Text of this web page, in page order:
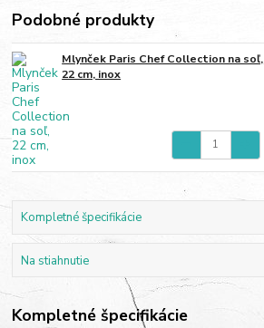
Podobné produkty
Mlynček Paris Chef Collection na soľ,
22 cm, inox
Kompletné špecifikácie
Na stiahnutie
Kompletné špecifikácie